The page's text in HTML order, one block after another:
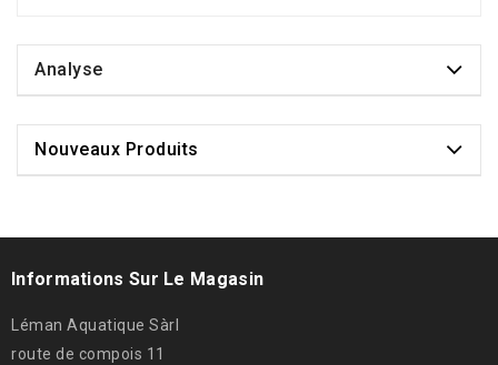
Analyse
Nouveaux Produits
Informations Sur Le Magasin
Léman Aquatique Sàrl
route de compois 11